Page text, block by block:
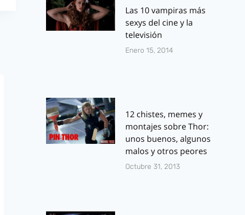
Las 10 vampiras más
sexys del cine y la
televisión
Enero 15, 2014
12 chistes, memes y
montajes sobre Thor:
unos buenos, algunos
malos y otros peores
Octubre 31, 2013